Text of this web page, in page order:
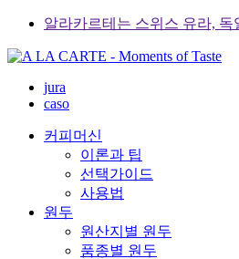
Skip
content
알라카르테는 스위스 유라,
jura
caso
커피머신
이론과 팁
선택가이드
사용법
원두
원산지별 원두
품종별 원두